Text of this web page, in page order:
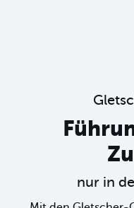
nur in